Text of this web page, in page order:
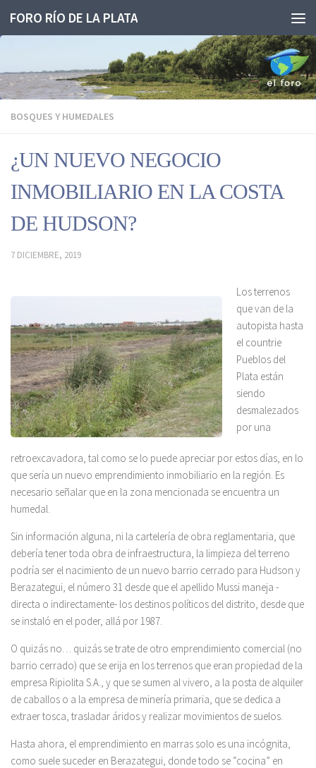
Saltar al contenido
FORO RÍO DE LA PLATA
BOSQUES Y HUMEDALES
¿UN NUEVO NEGOCIO
INMOBILIARIO EN LA COSTA
DE HUDSON?
7 DICIEMBRE, 2019
Los terrenos
que van de la
autopista hasta
el countrie
Pueblos del
Plata están
siendo
desmalezados
por una
retroexcavadora, tal como se lo puede apreciar por estos días, en lo
que sería un nuevo emprendimiento inmobiliario en la región. Es
necesario señalar que en la zona mencionada se encuentra un
humedal.
Sin información alguna, ni la cartelería de obra reglamentaria, que
debería tener toda obra de infraestructura, la limpieza del terreno
podría ser el nacimiento de un nuevo barrio cerrado para Hudson y
Berazategui, el número 31 desde que el apellido Mussi maneja -
directa o indirectamente- los destinos políticos del distrito, desde que
se instaló en el poder, allá por 1987.
O quizás no… quizás se trate de otro emprendimiento comercial (no
barrio cerrado) que se erija en los terrenos que eran propiedad de la
empresa Ripiolita S.A., y que se sumen al vivero, a la posta de alquiler
de caballos o a la empresa de minería primaria, que se dedica a
extraer tosca, trasladar áridos y realizar movimientos de suelos.
Hasta ahora, el emprendimiento en marras solo es una incógnita,
como suele suceder en Berazategui, donde todo se “cocina” en